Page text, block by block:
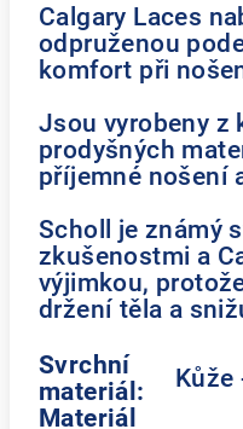
Calgary Laces
odpruženou
komfort při
Jsou vyrobeny z
prodyšných
příjemné nošení
Scholl je známý
zkušenostmi a
výjimkou,
držení těla a
Svrchní
materiál:
Kůže
Materiál